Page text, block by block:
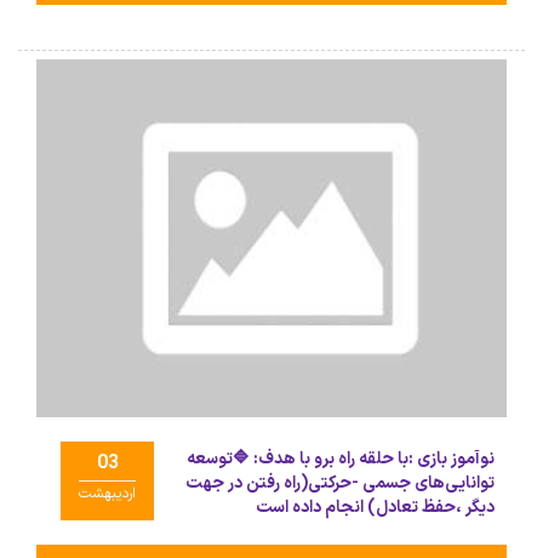
03
اردیبهشت
نوآموز بازی :با حلقه راه برو با هدف: 🔷توسعه
توانایی‌های جسمی -حرکتی(راه رفتن در جهت
دیگر ،حفظ تعادل) انجام داده است